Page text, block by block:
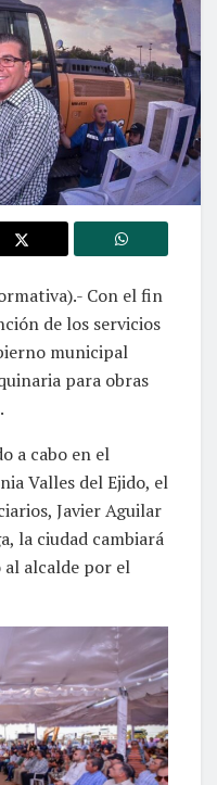
Con el fin
de los servicios
municipal
para obras
a cabo en el
Valles del Ejido, el
Javier Aguilar
la ciudad cambiará
al alcalde por el